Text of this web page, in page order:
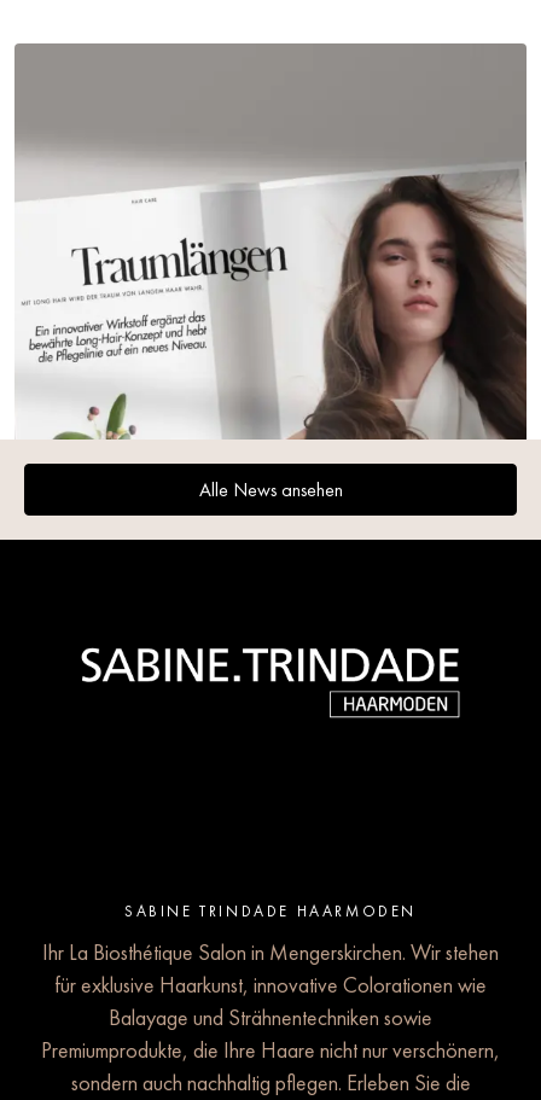
Alle News ansehen
SABINE TRINDADE HAARMODEN
Ihr La Biosthétique Salon in Mengerskirchen. Wir stehen
für exklusive Haarkunst, innovative Colorationen wie
Balayage und Strähnentechniken sowie
Premiumprodukte, die Ihre Haare nicht nur verschönern,
sondern auch nachhaltig pflegen. Erleben Sie die